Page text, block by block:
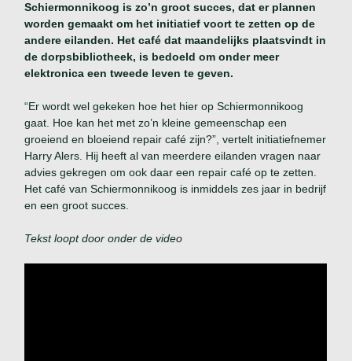
Schiermonnikoog is zo’n groot succes, dat er plannen
worden gemaakt om het initiatief voort te zetten op de
andere eilanden. Het café dat maandelijks plaatsvindt in
de dorpsbibliotheek, is bedoeld om onder meer
elektronica een tweede leven te geven.
“Er wordt wel gekeken hoe het hier op Schiermonnikoog
gaat. Hoe kan het met zo’n kleine gemeenschap een
groeiend en bloeiend repair café zijn?”, vertelt initiatiefnemer
Harry Alers. Hij heeft al van meerdere eilanden vragen naar
advies gekregen om ook daar een repair café op te zetten.
Het café van Schiermonnikoog is inmiddels zes jaar in bedrijf
en een groot succes.
Tekst loopt door onder de video